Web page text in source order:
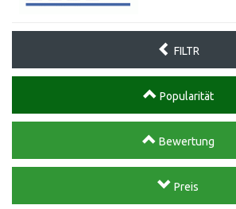
FILTR
Popularität
Bewertung
Preis